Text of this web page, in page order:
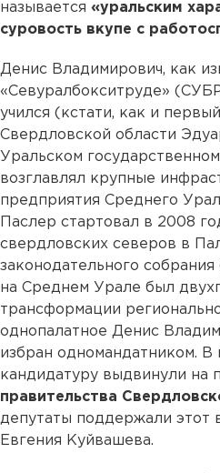
называется «уральским
суровость вкупе с
Денис Владимирович, как
«Севуралбокситруде»
учился (кстати, как и
Свердловской области
Уральском
возглавлял крупные
предприятия Среднего
Паслер стартовал в 2008
свердловских северов в
законодательного
на Среднем Урале был
трансформации
однопалатное Денис
избран одномандатником. В
кандидатуру выдвинули на
правительства
депутаты поддержали этот
Евгения Куйвашева.